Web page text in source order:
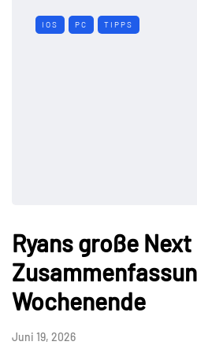
IOS PC TIPPS
Ryans große
Wochenende
Juni 19, 2026